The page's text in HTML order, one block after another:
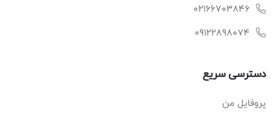
02166703846
09122898074
دسترسی سریع
پروفایل من